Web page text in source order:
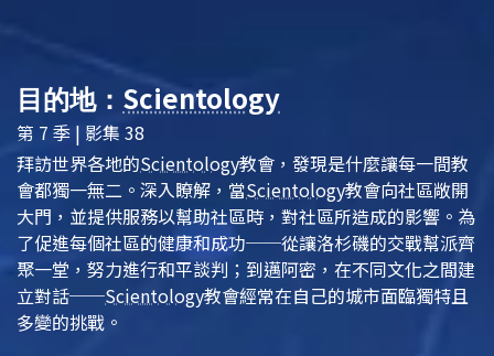
目的地： Scientology
第 7 季 | 影集 38
拜訪世界各地的Scientology教會，發現是什麼讓每一間教
會都獨一無二。深入瞭解，當Scientology教會向社區敞開
大門，並提供服務以幫助社區時，對社區所造成的影響。為
了促進每個社區的健康和成功──從讓洛杉磯的交戰幫派齊
聚一堂，努力進行和平談判；到邁阿密，在不同文化之間建
立對話──Scientology教會經常在自己的城市面臨獨特且
多變的挑戰。